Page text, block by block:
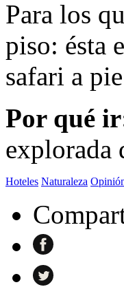
Para los
piso: ésta
safari a
Por qué
explorada
Hoteles Naturaleza